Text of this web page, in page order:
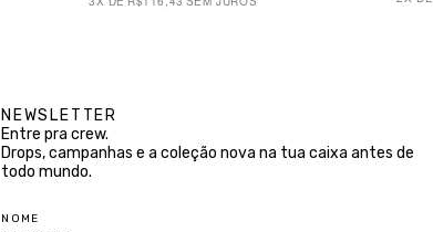
NEWSLETTER
Entre pra crew.
Drops, campanhas e a coleção nova na tua caixa antes de
todo mundo.
NOME